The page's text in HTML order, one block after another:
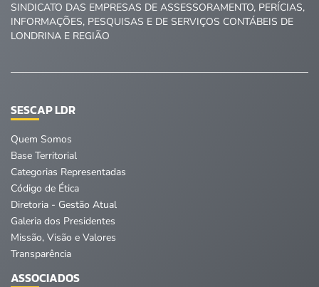
SINDICATO DAS EMPRESAS DE ASSESSORAMENTO, PERÍCIAS,
INFORMAÇÕES, PESQUISAS E DE SERVIÇOS CONTÁBEIS DE
LONDRINA E REGIÃO
SESCAP LDR
Quem Somos
Base Territorial
Categorias Representadas
Código de Ética
Diretoria - Gestão Atual
Galeria dos Presidentes
Missão, Visão e Valores
Transparência
ASSOCIADOS